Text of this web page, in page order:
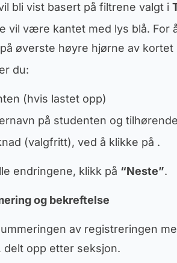
bli vist basert på filtrene valgt i
vil være kantet med lys blå. For
øverste høyre hjørne av kortet
du:
(hvis lastet opp)
på studenten og
(valgfritt), ved å klikke på .
endringene, klikk på “Neste”.
og bekreftelse
av registreringen
delt opp etter seksjon.